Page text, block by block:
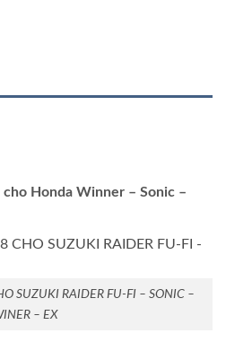
cho Honda Winner – Sonic –
SUZUKI RAIDER FU-FI – SONIC –
– EX